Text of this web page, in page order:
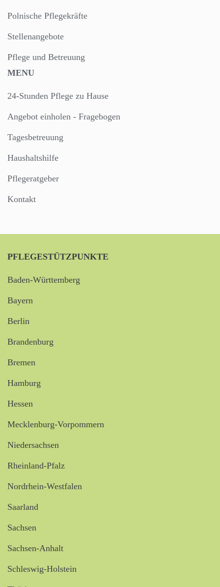
Polnische Pflegekräfte
Stellenangebote
Pflege und Betreuung
MENU
24-Stunden Pflege zu Hause
Angebot einholen - Fragebogen
Tagesbetreuung
Haushaltshilfe
Pflegeratgeber
Kontakt
PFLEGESTÜTZPUNKTE
Baden-Württemberg
Bayern
Berlin
Brandenburg
Bremen
Hamburg
Hessen
Mecklenburg-Vorpommern
Niedersachsen
Rheinland-Pfalz
Nordrhein-Westfalen
Saarland
Sachsen
Sachsen-Anhalt
Schleswig-Holstein